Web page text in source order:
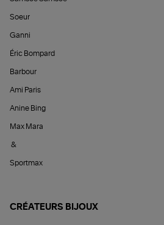
Soeur
Ganni
Éric Bompard
Barbour
Ami Paris
Anine Bing
Max Mara
&
Sportmax
CRÉATEURS BIJOUX